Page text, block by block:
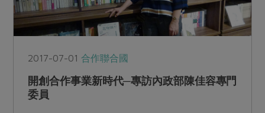
2017-07-01合作聯合國
開創合作事業新時代─專訪內政部陳佳容專門
委員